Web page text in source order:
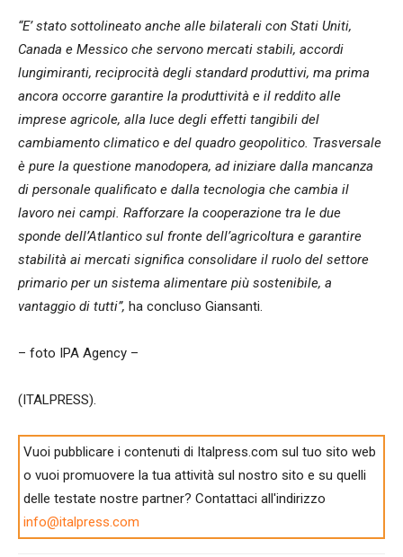
“E’ stato sottolineato anche alle bilaterali con Stati Uniti,
Canada e Messico che servono mercati stabili, accordi
lungimiranti, reciprocità degli standard produttivi, ma prima
ancora occorre garantire la produttività e il reddito alle
imprese agricole, alla luce degli effetti tangibili del
cambiamento climatico e del quadro geopolitico. Trasversale
è pure la questione manodopera, ad iniziare dalla mancanza
di personale qualificato e dalla tecnologia che cambia il
lavoro nei campi. Rafforzare la cooperazione tra le due
sponde dell’Atlantico sul fronte dell’agricoltura e garantire
stabilità ai mercati significa consolidare il ruolo del settore
primario per un sistema alimentare più sostenibile, a
vantaggio di tutti”, ha concluso Giansanti.
– foto IPA Agency –
(ITALPRESS).
Vuoi pubblicare i contenuti di Italpress.com sul tuo sito web
o vuoi promuovere la tua attività sul nostro sito e su quelli
delle testate nostre partner? Contattaci all'indirizzo
info@italpress.com